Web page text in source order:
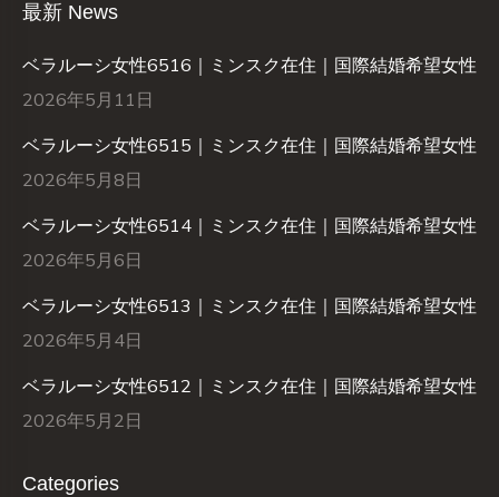
最新 News
ベラルーシ女性6516｜ミンスク在住｜国際結婚希望女性
2026年5月11日
ベラルーシ女性6515｜ミンスク在住｜国際結婚希望女性
2026年5月8日
ベラルーシ女性6514｜ミンスク在住｜国際結婚希望女性
2026年5月6日
ベラルーシ女性6513｜ミンスク在住｜国際結婚希望女性
2026年5月4日
ベラルーシ女性6512｜ミンスク在住｜国際結婚希望女性
2026年5月2日
Categories